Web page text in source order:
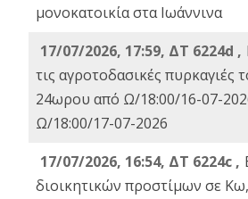
μονοκατοικία στα Ιωάννινα
17/07/2026, 17:59, ΔΤ 6224d ,
τις αγροτοδασικές πυρκαγιές
24ωρου από Ω/18:00/16-07-
Ω/18:00/17-07-2026
17/07/2026, 16:54, ΔΤ 6224c ,
διοικητικών προστίμων σε